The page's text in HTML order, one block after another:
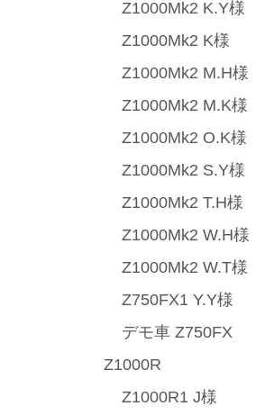
Z1000Mk2 K.Y様
Z1000Mk2 K様
Z1000Mk2 M.H様
Z1000Mk2 M.K様
Z1000Mk2 O.K様
Z1000Mk2 S.Y様
Z1000Mk2 T.H様
Z1000Mk2 W.H様
Z1000Mk2 W.T様
Z750FX1 Y.Y様
デモ車 Z750FX
Z1000R
Z1000R1 J様